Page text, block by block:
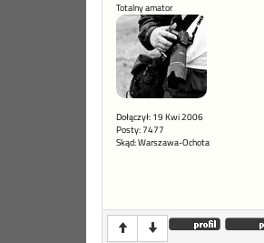
Totalny amator
Dołączył: 19 Kwi 2006
Posty: 7477
Skąd: Warszawa-Ochota